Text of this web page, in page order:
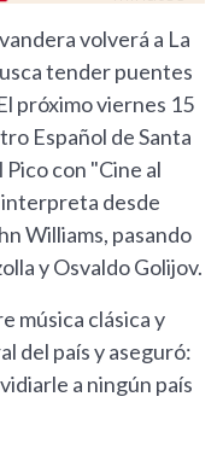
volverá a La
tender puentes
próximo viernes 15
Español de Santa
Pico con "Cine al
interpreta desde
Williams, pasando
y Osvaldo Golijov.
música clásica y
del país y aseguró:
a ningún país